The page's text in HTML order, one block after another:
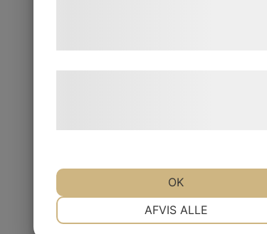
AFVIS ALLE
OK